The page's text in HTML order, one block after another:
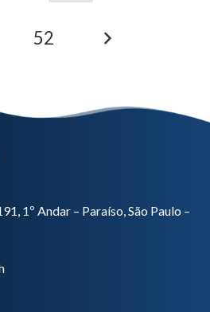
52
1º Andar – Paraíso, São Paulo –